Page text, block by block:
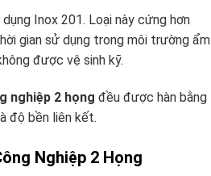
Inox 201. Loại này cứng hơn
gian sử dụng trong môi trường ẩm
được vệ sinh kỹ.
nghiệp 2 họng đều được hàn bằng
độ bền liên kết.
Nghiệp 2 Họng